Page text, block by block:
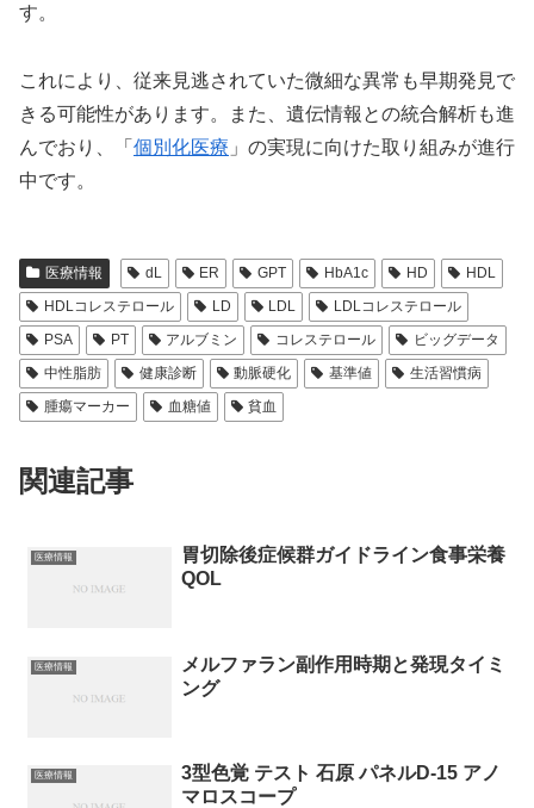
す。
これにより、従来見逃されていた微細な異常も早期発見で
きる可能性があります。また、遺伝情報との統合解析も進
んでおり、「 個別化医療 」の実現に向けた取り組みが進行
中です。
医療情報 dL ER GPT HbA1c HD
HDL
HDLコレステロール
LD LDL
LDLコレステロール
PSA
PT アルブミン コレステロール
ビッグデータ
中性脂肪
健康診断 動脈硬化 基準値
生活習慣病
腫瘍マーカー
血糖値 貧血
関連記事
医療情報
胃切除後症候群ガイドライン食事栄養
QOL
医療情報
メルファラン副作用時期と発現タイミ
ング
医療情報
3型色覚 テスト 石原 パネルD-15 アノ
マロスコープ